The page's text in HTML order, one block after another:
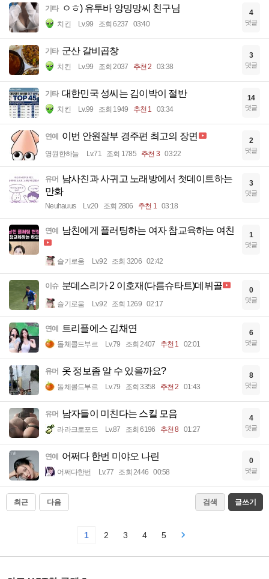
기타 ㅇㅎ) 유투바 앙밍망씨 친구님
치킨 Lv.99 조회 6237 03:40
4
댓글
기타 군산 갈비곱창
치킨 Lv.99 조회 2037 추천 2 03:38
3
댓글
기타 대한민국 성씨는 김이박이 절반
치킨 Lv.99 조회 1949 추천 1 03:34
14
댓글
연예 이번 안원잘부 경주편 최고의 장면
영원한하늘 Lv.71 조회 1785 추천 3 03:22
2
댓글
유머 남사친과 사귀고 노래방에서 첫데이트하는
만화
Neuhauus Lv.20 조회 2806 추천 1 03:18
3
댓글
연예 남친에게 플러팅하는 여자 참교육하는 여친
슬기로움 Lv.92 조회 3206 02:42
1
댓글
이슈 분데스리가 2 이호재(다름슈타트)데뷔골
슬기로움 Lv.92 조회 1269 02:17
0
댓글
연예 트리플에스 김채연
돌체콜드부르 Lv.79 조회 2407 추천 1 02:01
6
댓글
유머 옷 정보좀 알 수 있을까요?
돌체콜드부르 Lv.79 조회 3358 추천 2 01:43
8
댓글
유머 남자들이 미친다는 스킬 모음
라라크로포드 Lv.87 조회 6196 추천 8 01:27
4
댓글
연예 어쩌다 한번 미야오 나린
어쩌다한번 Lv.77 조회 2446 00:58
0
댓글
최근 다음 검색 글쓰기
1 2 3 4 5